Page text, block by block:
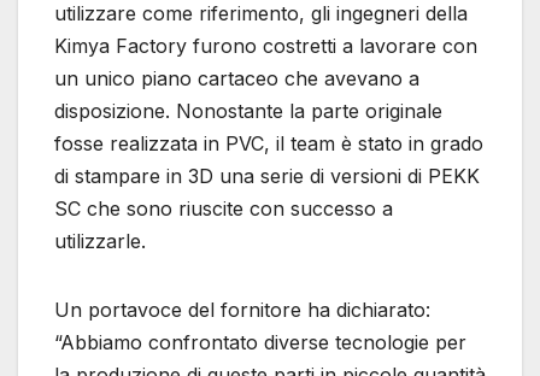
utilizzare come riferimento, gli ingegneri della
Kimya Factory furono costretti a lavorare con
un unico piano cartaceo che avevano a
disposizione. Nonostante la parte originale
fosse realizzata in PVC, il team è stato in grado
di stampare in 3D una serie di versioni di PEKK
SC che sono riuscite con successo a
utilizzarle.
Un portavoce del fornitore ha dichiarato:
“Abbiamo confrontato diverse tecnologie per